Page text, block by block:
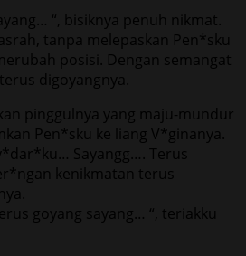
“, bisiknya penuh nikmat.
tanpa melepaskan Pen*sku
posisi. Dengan semangat
digoyangnya.
pinggulnya yang maju-mundur
Pen*sku ke liang V*ginanya.
Sayangg…. Terus
kenikmatan terus
goyang sayang… “, teriakku